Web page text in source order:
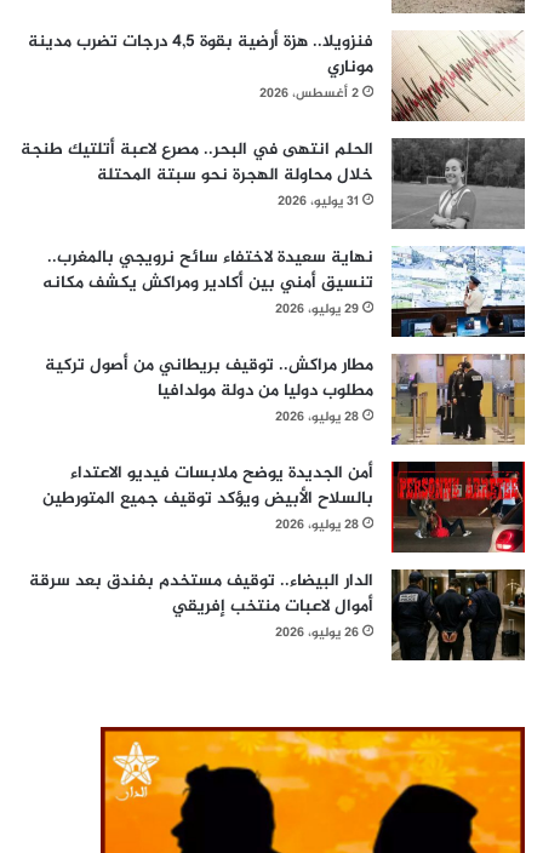
فنزويلا.. هزة أرضية بقوة 4,5 درجات تضرب مدينة
موناري
2 أغسطس، 2026
الحلم انتهى في البحر.. مصرع لاعبة أتلتيك طنجة
خلال محاولة الهجرة نحو سبتة المحتلة
31 يوليو، 2026
نهاية سعيدة لاختفاء سائح نرويجي بالمغرب..
تنسيق أمني بين أكادير ومراكش يكشف مكانه
29 يوليو، 2026
مطار مراكش.. توقيف بريطاني من أصول تركية
مطلوب دوليا من دولة مولدافيا
28 يوليو، 2026
أمن الجديدة يوضح ملابسات فيديو الاعتداء
بالسلاح الأبيض ويؤكد توقيف جميع المتورطين
28 يوليو، 2026
الدار البيضاء.. توقيف مستخدم بفندق بعد سرقة
أموال لاعبات منتخب إفريقي
26 يوليو، 2026